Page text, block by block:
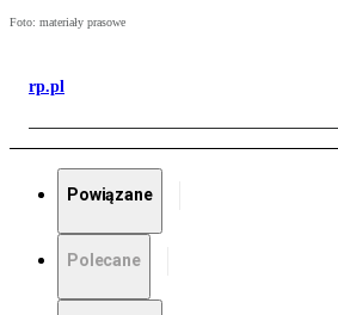
Foto: materiały prasowe
rp.pl
Powiązane
Polecane